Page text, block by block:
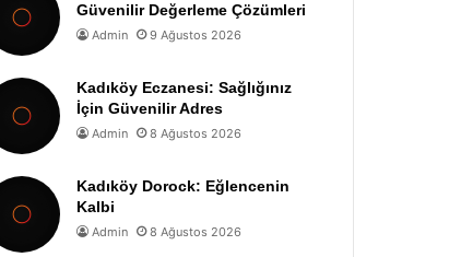
Güvenilir Değerleme Çözümleri
Admin 9 Ağustos 2026
Kadıköy Eczanesi: Sağlığınız
İçin Güvenilir Adres
Admin 8 Ağustos 2026
Kadıköy Dorock: Eğlencenin
Kalbi
Admin 8 Ağustos 2026